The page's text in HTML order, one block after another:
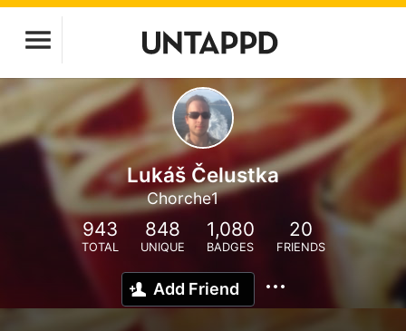
Lukáš Čelustka
Chorche1
943
TOTAL
848
UNIQUE
1,080
BADGES
20
FRIENDS
Add Friend